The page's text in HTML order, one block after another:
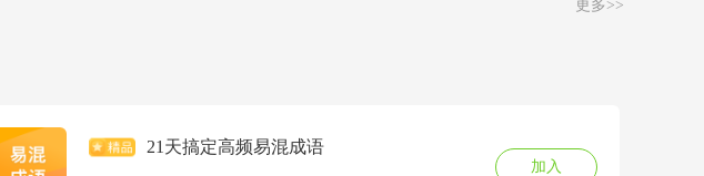
更多>>
21天搞定高频易混成语
加入